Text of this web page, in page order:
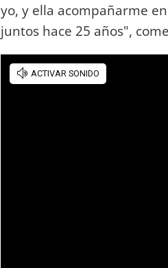
yo, y ella acompañarme
juntos hace 25 años",